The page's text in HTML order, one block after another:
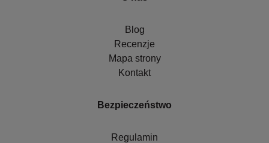
Blog
Recenzje
Mapa strony
Kontakt
Bezpieczeństwo
Regulamin